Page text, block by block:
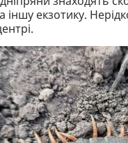
іншу екзотику.